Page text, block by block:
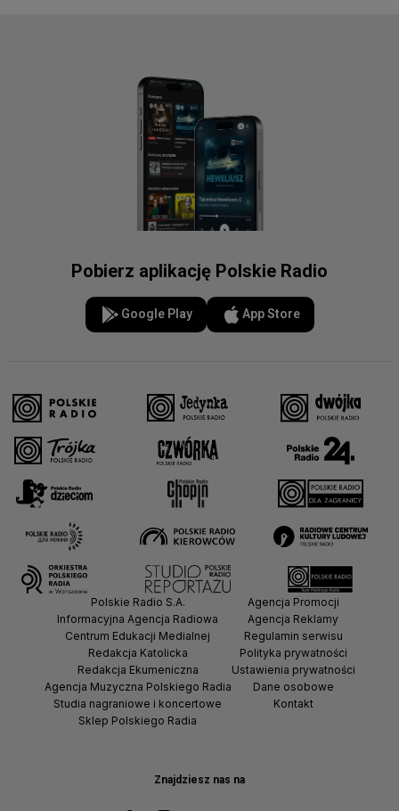
Pobierz aplikację Polskie Radio
Google Play App Store
Znajdziesz nas na
Polskie Radio S.A.
Informacyjna Agencja Radiowa
Centrum Edukacji Medialnej
Redakcja Katolicka
Redakcja Ekumeniczna
Agencja Muzyczna Polskiego Radia
Studia nagraniowe i koncertowe
Sklep Polskiego Radia
Agencja Promocji
Agencja Reklamy
Regulamin serwisu
Polityka prywatności
Ustawienia prywatności
Dane osobowe
Kontakt